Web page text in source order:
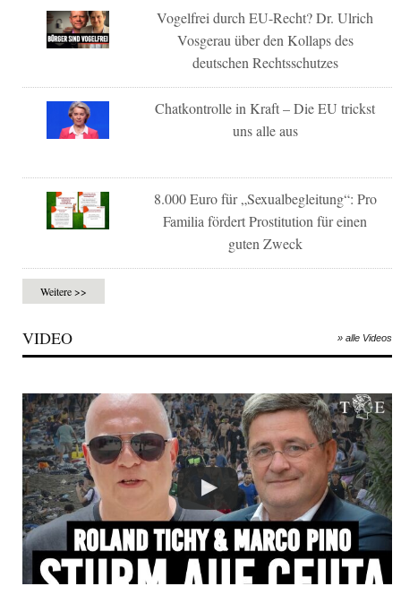
Vogelfrei durch EU-Recht? Dr. Ulrich
Vosgerau über den Kollaps des
deutschen Rechtsschutzes
Chatkontrolle in Kraft – Die EU trickst
uns alle aus
8.000 Euro für „Sexualbegleitung“: Pro
Familia fördert Prostitution für einen
guten Zweck
Weitere >>
VIDEO » alle Videos